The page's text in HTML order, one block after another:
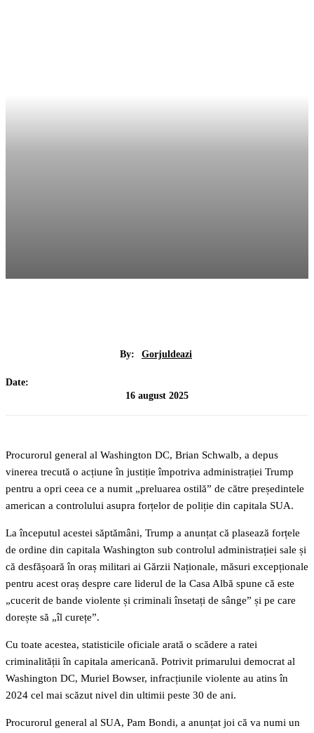
By: Gorjuldeazi
Date:
16 august 2025
Procurorul general al Washington DC, Brian Schwalb, a depus
vinerea trecută o acțiune în justiție împotriva administrației Trump
pentru a opri ceea ce a numit „preluarea ostilă” de către președintele
american a controlului asupra forțelor de poliție din capitala SUA.
La începutul acestei săptămâni, Trump a anunțat că plasează forțele
de ordine din capitala Washington sub controlul administrației sale și
că desfășoară în oraș militari ai Gărzii Naționale, măsuri excepționale
pentru acest oraș despre care liderul de la Casa Albă spune că este
„cucerit de bande violente și criminali însetați de sânge” și pe care
dorește să „îl curețe”.
Cu toate acestea, statisticile oficiale arată o scădere a ratei
criminalității în capitala americană. Potrivit primarului democrat al
Washington DC, Muriel Bowser, infracțiunile violente au atins în
2024 cel mai scăzut nivel din ultimii peste 30 de ani.
Procurorul general al SUA, Pam Bondi, a anunțat joi că va numi un